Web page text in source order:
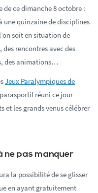
de ce dimanche 8 octobre :
une quinzaine de disciplines
soit en situation de
rencontres avec des
des animations…
Jeux Paralympiques de
réuni ce jour
et les grands venus célébrer
ne pas manquer
la possibilité de se glisser
en ayant gratuitement